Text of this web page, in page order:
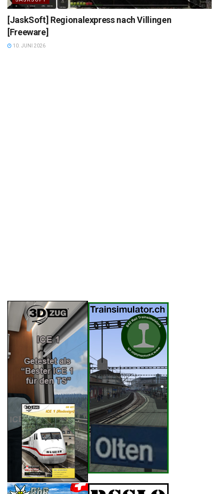
[JaskSoft] Regionalexpress nach Villingen
[Freeware]
10. JUNI 2026